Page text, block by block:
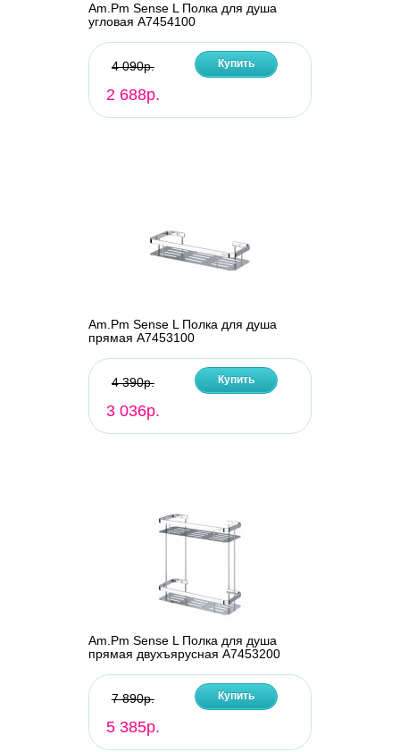
Am.Pm Sense L Полка для душа
угловая A7454100
4 090р.
2 688р.
Купить
Am.Pm Sense L Полка для душа
прямая A7453100
4 390р.
3 036р.
Купить
Am.Pm Sense L Полка для душа
прямая двухъярусная A7453200
7 890р.
5 385р.
Купить